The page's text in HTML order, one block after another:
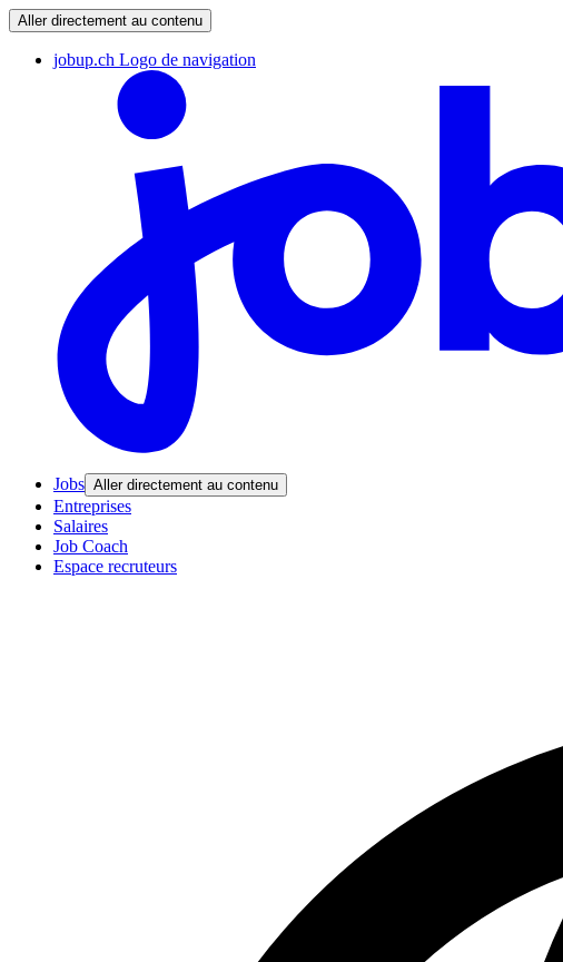
Aller directement au contenu
jobup.ch Logo de navigation
Jobs Aller directement au contenu
Entreprises
Salaires
Job Coach
Espace recruteurs